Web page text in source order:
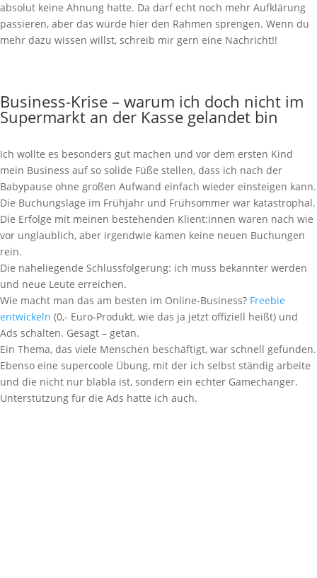
absolut keine Ahnung hatte. Da darf echt noch mehr Aufklärung
passieren, aber das würde hier den Rahmen sprengen. Wenn du
mehr dazu wissen willst, schreib mir gern eine Nachricht!!
Business-Krise – warum ich doch nicht im
Supermarkt an der Kasse gelandet bin
Ich wollte es besonders gut machen und vor dem ersten Kind
mein Business auf so solide Füße stellen, dass ich nach der
Babypause ohne großen Aufwand einfach wieder einsteigen kann.
Die Buchungslage im Frühjahr und Frühsommer war katastrophal.
Die Erfolge mit meinen bestehenden Klient:innen waren nach wie
vor unglaublich, aber irgendwie kamen keine neuen Buchungen
rein.
Die naheliegende Schlussfolgerung: ich muss bekannter werden
und neue Leute erreichen.
Wie macht man das am besten im Online-Business? Freebie
entwickeln (0,- Euro-Produkt, wie das ja jetzt offiziell heißt) und
Ads schalten. Gesagt – getan.
Ein Thema, das viele Menschen beschäftigt, war schnell gefunden.
Ebenso eine supercoole Übung, mit der ich selbst ständig arbeite
und die nicht nur blabla ist, sondern ein echter Gamechanger.
Unterstützung für die Ads hatte ich auch.